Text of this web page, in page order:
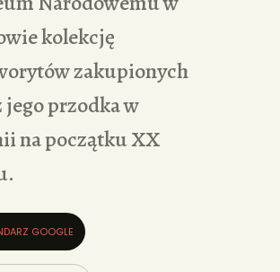
kolekcję
zakupionych
jego przodka w
na początku XX
GOOGLE